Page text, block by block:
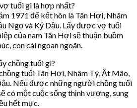
tuổi gì là hợp nhất?
1971 để kết hôn là Tân Hợi, Nhâm
Ngọ và Kỷ Dậu. Lấy được vợ tuổi
của nam Tân Hợi sẽ thuận buồm
con cái ngoan ngoãn.
chồng tuổi gì?
tuổi Tân Hợi, Nhâm Tý, Ất Mão,
Nếu được những người chồng tuổi
có một cuộc sống thịnh vượng, sung
hết mực.